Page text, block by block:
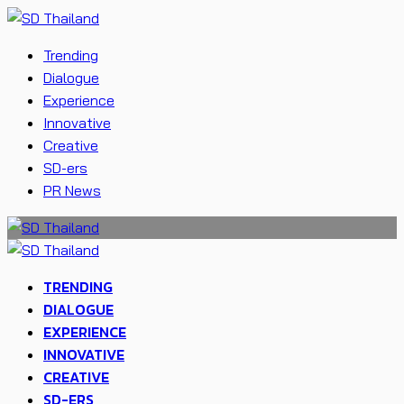
Trending
Dialogue
Experience
Innovative
Creative
SD-ers
PR News
TRENDING
DIALOGUE
EXPERIENCE
INNOVATIVE
CREATIVE
SD-ERS